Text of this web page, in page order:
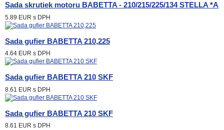
Sada skrutiek motoru BABETTA - 210/215/225/134 STELLA *A
5.89 EUR s DPH
Sada gufier BABETTA 210,225
4.64 EUR s DPH
Sada gufier BABETTA 210 SKF
8.61 EUR s DPH
Sada gufier BABETTA 210 SKF
8.61 EUR s DPH